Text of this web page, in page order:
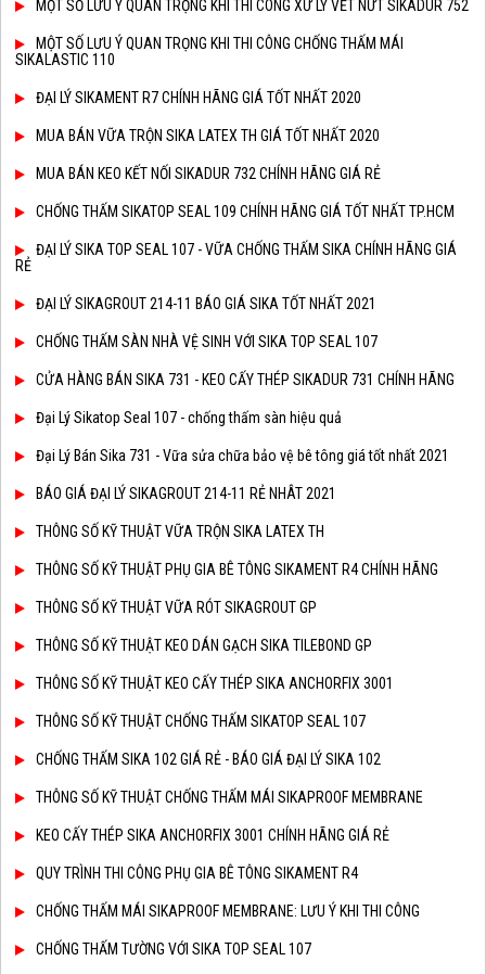
MỘT SỐ LƯU Ý QUAN TRỌNG KHI THI CÔNG XỬ LÝ VẾT NỨT SIKADUR 752
MỘT SỐ LƯU Ý QUAN TRỌNG KHI THI CÔNG CHỐNG THẤM MÁI
SIKALASTIC 110
ĐẠI LÝ SIKAMENT R7 CHÍNH HÃNG GIÁ TỐT NHẤT 2020
MUA BÁN VỮA TRỘN SIKA LATEX TH GIÁ TỐT NHẤT 2020
MUA BÁN KEO KẾT NỐI SIKADUR 732 CHÍNH HÃNG GIÁ RẺ
CHỐNG THẤM SIKATOP SEAL 109 CHÍNH HÃNG GIÁ TỐT NHẤT TP.HCM
ĐẠI LÝ SIKA TOP SEAL 107 - VỮA CHỐNG THẤM SIKA CHÍNH HÃNG GIÁ
RẺ
ĐẠI LÝ SIKAGROUT 214-11 BÁO GIÁ SIKA TỐT NHẤT 2021
CHỐNG THẤM SÀN NHÀ VỆ SINH VỚI SIKA TOP SEAL 107
CỬA HÀNG BÁN SIKA 731 - KEO CẤY THÉP SIKADUR 731 CHÍNH HÃNG
Đại Lý Sikatop Seal 107 - chống thấm sàn hiệu quả
Đại Lý Bán Sika 731 - Vữa sửa chữa bảo vệ bê tông giá tốt nhất 2021
BÁO GIÁ ĐẠI LÝ SIKAGROUT 214-11 RẺ NHÂT 2021
THÔNG SỐ KỸ THUẬT VỮA TRỘN SIKA LATEX TH
THÔNG SỐ KỸ THUẬT PHỤ GIA BÊ TÔNG SIKAMENT R4 CHÍNH HÃNG
THÔNG SỐ KỸ THUẬT VỮA RÓT SIKAGROUT GP
THÔNG SỐ KỸ THUẬT KEO DÁN GẠCH SIKA TILEBOND GP
THÔNG SỐ KỸ THUẬT KEO CẤY THÉP SIKA ANCHORFIX 3001
THÔNG SỐ KỸ THUẬT CHỐNG THẤM SIKATOP SEAL 107
CHỐNG THẤM SIKA 102 GIÁ RẺ - BÁO GIÁ ĐẠI LÝ SIKA 102
THÔNG SỐ KỸ THUẬT CHỐNG THẤM MÁI SIKAPROOF MEMBRANE
KEO CẤY THÉP SIKA ANCHORFIX 3001 CHÍNH HÃNG GIÁ RẺ
QUY TRÌNH THI CÔNG PHỤ GIA BÊ TÔNG SIKAMENT R4
CHỐNG THẤM MÁI SIKAPROOF MEMBRANE: LƯU Ý KHI THI CÔNG
CHỐNG THẤM TƯỜNG VỚI SIKA TOP SEAL 107